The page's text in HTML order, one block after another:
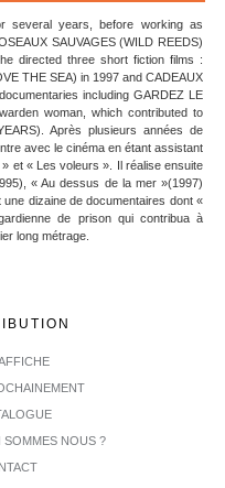
several years, before working as
SAUVAGES (WILD REEDS)
directed three short fiction films :
THE SEA) in 1997 and CADEAUX
including GARDEZ LE
woman, which contributed to
Après plusieurs années de
avec le cinéma en étant assistant
et « Les voleurs ». Il réalise ensuite
« Au dessus de la mer »(1997)
dizaine de documentaires dont «
de prison qui contribua à
long métrage.
SOMMES NOUS ?